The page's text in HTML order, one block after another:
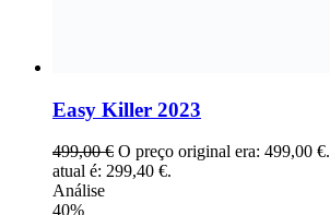
Easy Killer 2023
499,00€ O preço original era: 499,00 €.
atual é: 299,40 €.
Análise
40%